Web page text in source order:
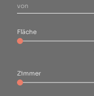
Fläche
Zimmer